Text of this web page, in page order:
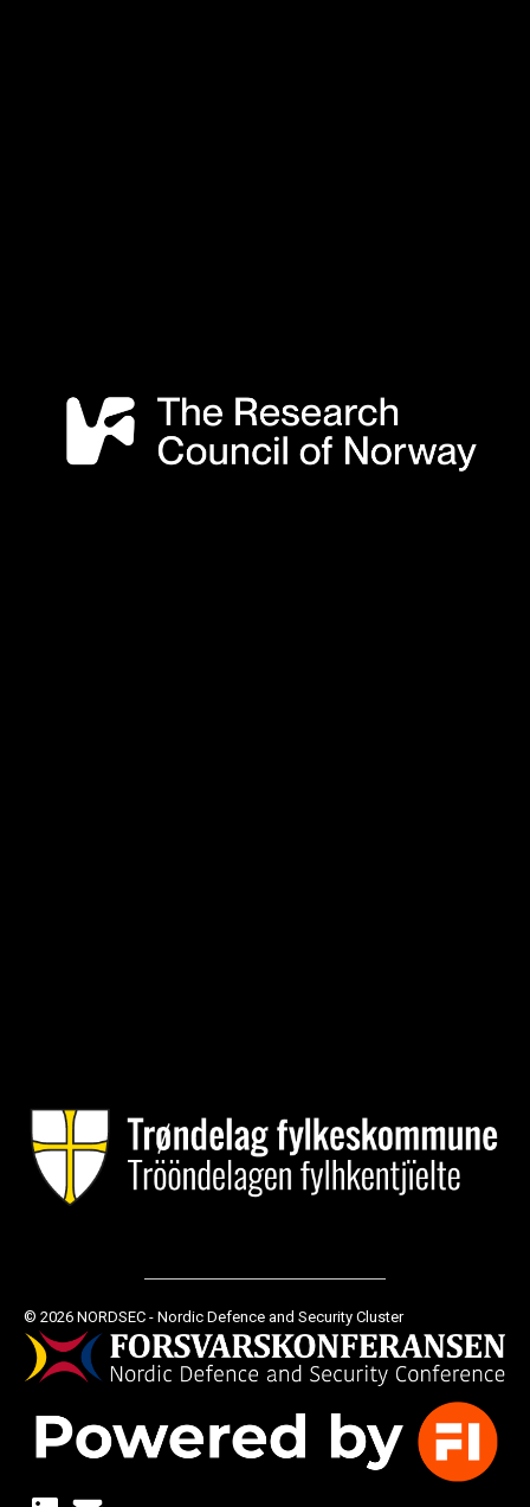
© 2026 NORDSEC - Nordic Defence and Security Cluster